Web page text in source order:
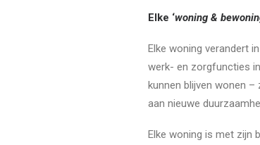
Elke ‘woning &
Elke woning verandert
werk- en zorgfuncties
kunnen blijven wonen
aan nieuwe
Elke woning is met zijn